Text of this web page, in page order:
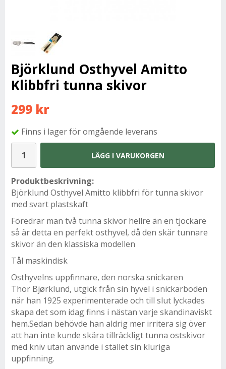
Björklund Osthyvel Amitto
Klibbfri tunna skivor
299 kr
Finns i lager för omgående leverans
LÄGG I VARUKORGEN
Produktbeskrivning:
Björklund Osthyvel Amitto klibbfri för tunna skivor
med svart plastskaft
Föredrar man två tunna skivor hellre än en tjockare
så är detta en perfekt osthyvel, då den skär tunnare
skivor än den klassiska modellen
Tål maskindisk
Osthyvelns uppfinnare, den norska snickaren
Thor Bjørklund, utgick från sin hyvel i snickarboden
när han 1925 experimenterade och till slut lyckades
skapa det som idag finns i nästan varje skandinaviskt
hem.Sedan behövde han aldrig mer irritera sig över
att han inte kunde skära tillräckligt tunna ostskivor
med kniv utan använde i stället sin kluriga
uppfinning.